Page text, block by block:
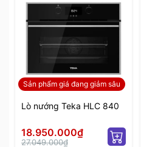
Sản phẩm giá đang giảm sâu
Lò nướng Teka HLC 840
18.950.000₫
27.049.000₫